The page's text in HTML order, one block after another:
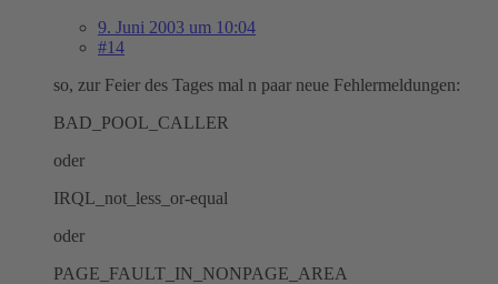
9. Juni 2003 um 10:04
#14
so, zur Feier des Tages mal n paar neue Fehlermeldungen:
BAD_POOL_CALLER
oder
IRQL_not_less_or-equal
oder
PAGE_FAULT_IN_NONPAGE_AREA